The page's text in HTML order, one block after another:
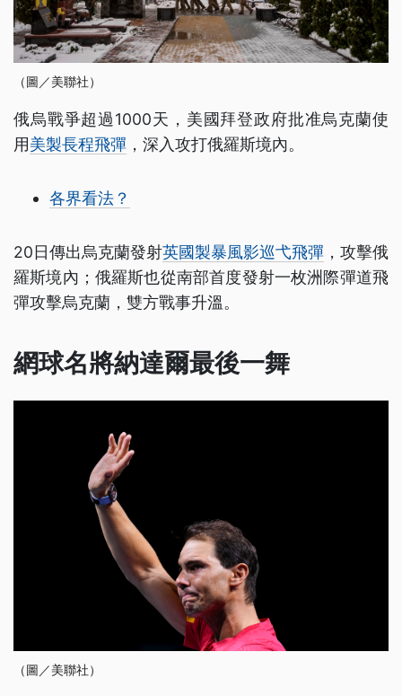
（圖／美聯社）
俄烏戰爭超過1000天，美國拜登政府批准烏克蘭使
用美製長程飛彈 ，深入攻打俄羅斯境內。
各界看法？
20日傳出烏克蘭發射英國製暴風影巡弋飛彈 ，攻擊俄
羅斯境內；俄羅斯也從南部首度發射一枚洲際彈道飛
彈攻擊烏克蘭，雙方戰事升溫。
網球名將納達爾最後一舞
（圖／美聯社）